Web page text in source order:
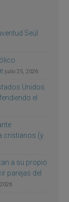
Seúl
julio 25, 2026
Unidos
el
cristianos (y
a su propio
parejas del